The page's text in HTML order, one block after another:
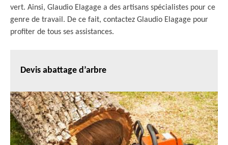
vert. Ainsi, Glaudio Elagage a des artisans spécialistes pour ce
genre de travail. De ce fait, contactez Glaudio Elagage pour
profiter de tous ses assistances.
Devis abattage d’arbre